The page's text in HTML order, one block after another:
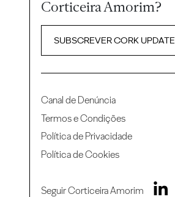
Corticeira Amorim?
SUBSCREVER CORK UPDATE
Canal de Denúncia
Termos e Condições
Política de Privacidade
Política de Cookies
Seguir Corticeira Amorim